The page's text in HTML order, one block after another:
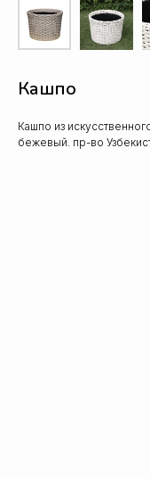
Кашпо
Кашпо из
бежевый. пр-во